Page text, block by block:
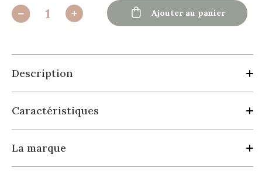
 Ajouter au panier
Description
Caractéristiques
La marque